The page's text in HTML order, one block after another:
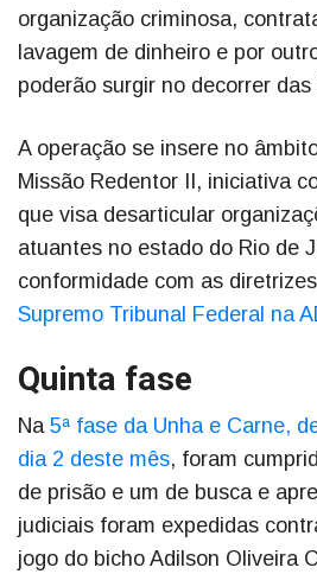
organização criminosa,
lavagem de dinheiro e por
poderão surgir no decorrer
A operação se insere no
Missão Redentor II, iniciativa
que visa desarticular
atuantes no estado do Rio de
conformidade com as
Supremo Tribunal Federal na
Quinta fase
Na5ª fase da Unha e Carne,
dia 2 deste mês, foram
de prisão e um de busca e
judiciais foram expedidas
jogo do bicho Adilson Oliveira